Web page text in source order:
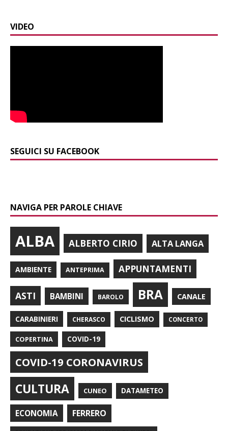
VIDEO
SEGUICI SU FACEBOOK
NAVIGA PER PAROLE CHIAVE
ALBA ALBERTO CIRIO ALTA LANGA
AMBIENTE ANTEPRIMA APPUNTAMENTI
ASTI BAMBINI BAROLO BRA CANALE
CARABINIERI CHERASCO CICLISMO CONCERTO
COPERTINA COVID-19
COVID-19 CORONAVIRUS
CULTURA CUNEO DATAMETEO
ECONOMIA FERRERO